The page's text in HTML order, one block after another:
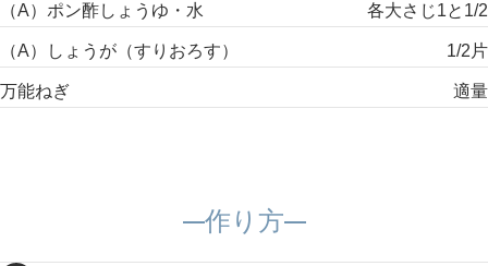
（A）ポン酢しょうゆ・水 各大さじ1と1/2
（A）しょうが（すりおろす） 1/2片
万能ねぎ 適量
作り方